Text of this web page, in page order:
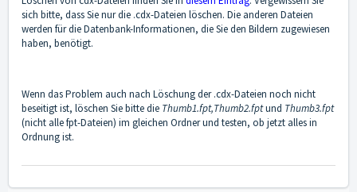
sich bitte, dass Sie nur die .cdx-Dateien löschen. Die anderen Dateien
werden für die Datenbank-Informationen, die Sie den Bildern zugewiesen
haben, benötigt.
Wenn das Problem auch nach Löschung der .cdx-Dateien noch nicht
beseitigt ist, löschen Sie bitte die Thumb1.fpt,Thumb2.fptund Thumb3.fpt
(nicht alle fpt-Dateien) im gleichen Ordner und testen, ob jetzt alles in
Ordnung ist.